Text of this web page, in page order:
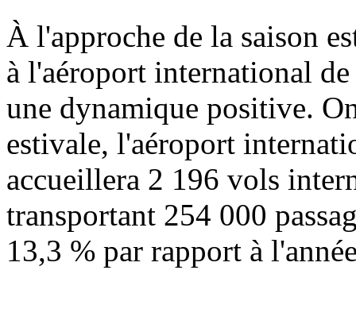
À l'approche de la saison
à l'aéroport international
une dynamique positive.
estivale, l'aéroport
accueillera 2 196 vols
transportant 254 000
13,3 % par rapport à